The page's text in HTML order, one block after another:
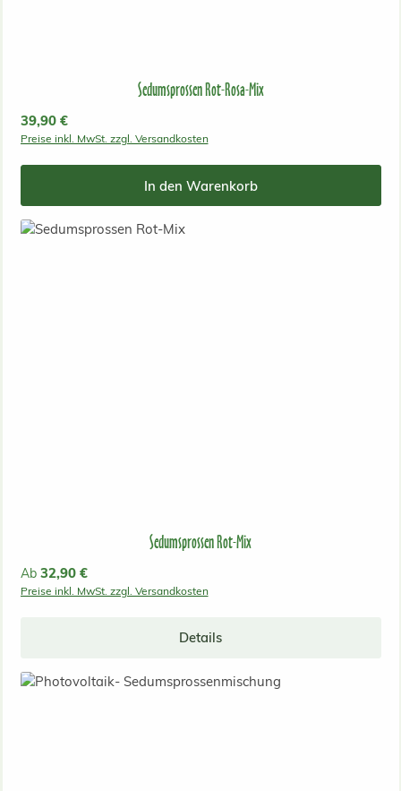
Sedumsprossen Rot-Rosa-Mix
Regulärer Preis:
39,90 €
Preise inkl. MwSt. zzgl. Versandkosten
In den Warenkorb
Sedumsprossen Rot-Mix
Regulärer Preis:
Ab 32,90 €
Preise inkl. MwSt. zzgl. Versandkosten
Details